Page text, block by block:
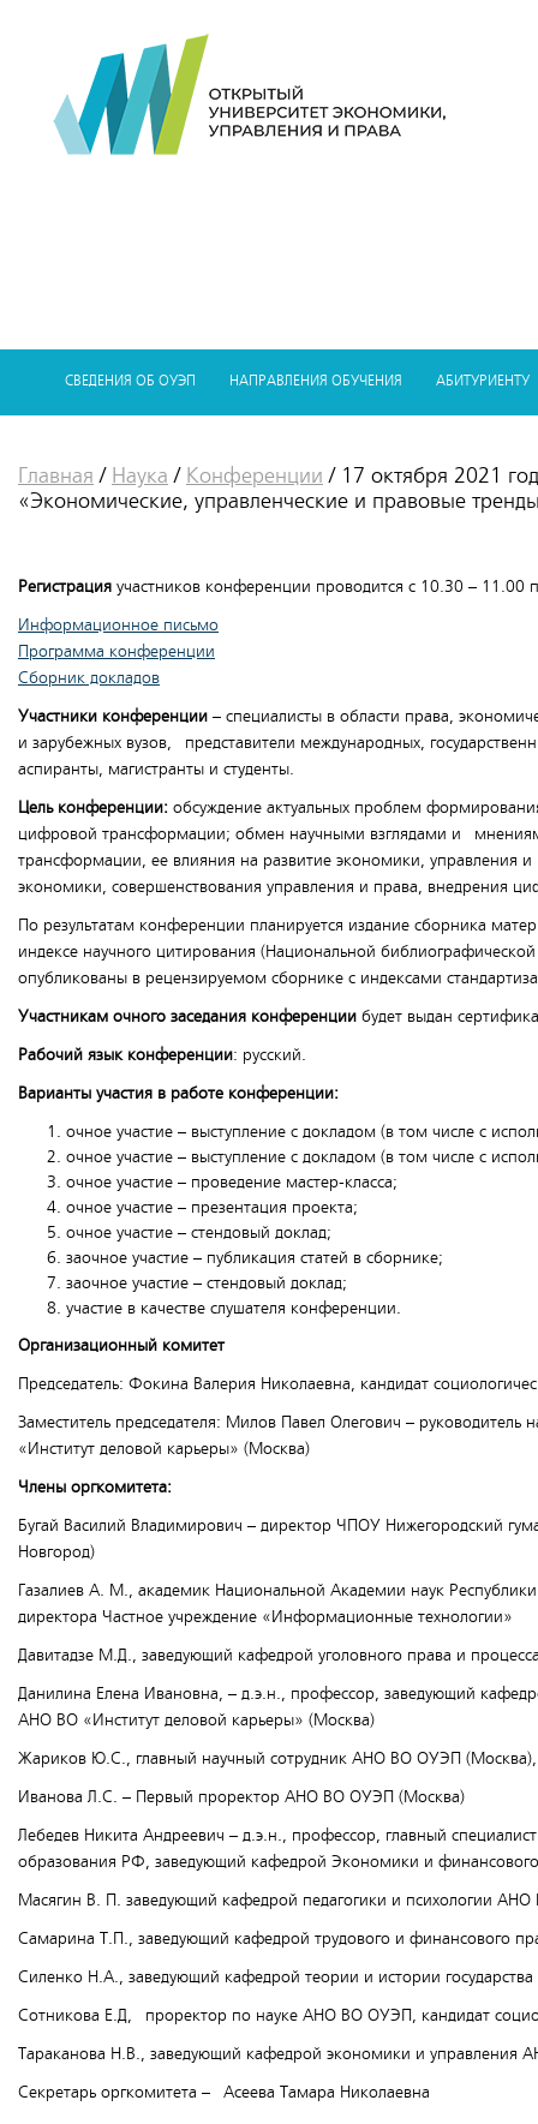
СВЕДЕНИЯ ОБ ОУЭП НАПРАВЛЕНИЯ ОБУЧЕНИЯ АБИТУРИЕНТУ
Главная / Наука / Конференции / 17 октября 2021
«Экономические, управленческие и правовые
Регистрация участников конференции проводится с 10.30 – 11.00
Информационное письмо
Программа конференции
Сборник докладов
Участники конференции – специалисты в области права,
и зарубежных вузов, представители международных,
аспиранты, магистранты и студенты.
Цель конференции: обсуждение актуальных проблем
цифровой трансформации; обмен научными взглядами и
трансформации, ее влияния на развитие экономики, управления
экономики, совершенствования управления и права, внедрения
По результатам конференции планируется издание сборника
индексе научного цитирования (Национальной
опубликованы в рецензируемом сборнике с индексами
Участникам очного заседания конференции будет выдан
Рабочий язык конференции: русский.
Варианты участия в работе конференции:
очное участие – выступление с докладом (в том числе с
очное участие – выступление с докладом (в том числе с
очное участие – проведение мастер-класса;
очное участие – презентация проекта;
очное участие – стендовый доклад;
заочное участие – публикация статей в сборнике;
заочное участие – стендовый доклад;
участие в качестве слушателя конференции.
Организационный комитет
Председатель: Фокина Валерия Николаевна, кандидат
Заместитель председателя: Милов Павел Олегович –
«Институт деловой карьеры» (Москва)
Члены оргкомитета:
Бугай Василий Владимирович – директор ЧПОУ Нижегородский
Новгород)
Газалиев А. М., академик Национальной Академии наук Республики
директора Частное учреждение «Информационные технологии»
Давитадзе М.Д., заведующий кафедрой уголовного права и
Данилина Елена Ивановна, – д.э.н., профессор, заведующий
АНО ВО «Институт деловой карьеры» (Москва)
Жариков Ю.С., главный научный сотрудник АНО ВО ОУЭП (Москва),
Иванова Л.С. – Первый проректор АНО ВО ОУЭП (Москва)
Лебедев Никита Андреевич – д.э.н., профессор, главный
образования РФ, заведующий кафедрой Экономики и
Масягин В. П. заведующий кафедрой педагогики и психологии
Самарина Т.П., заведующий кафедрой трудового и финансового
Силенко Н.А., заведующий кафедрой теории и истории
Сотникова Е.Д, проректор по науке АНО ВО ОУЭП, кандидат
Тараканова Н.В., заведующий кафедрой экономики и управления
Секретарь оргкомитета – Асеева Тамара Николаевна